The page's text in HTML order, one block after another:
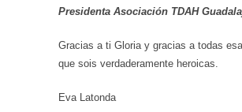
Presidenta Asociación TDAH
Gracias a ti Gloria y gracias a todas
que sois verdaderamente heroicas.
Eva Latonda